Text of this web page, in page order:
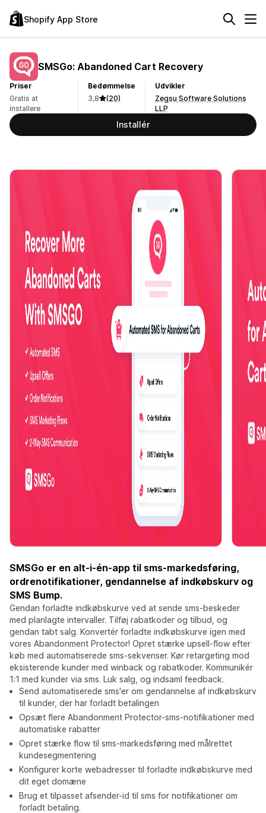
Shopify App Store
SMSGo: Abandoned Cart Recovery
Priser
Gratis at
installere
Bedømmelse
3,8
(20)
Udvikler
Zegsu Software Solutions
LLP
Installér
SMSGo er en alt-i-én-app til sms-markedsføring,
ordrenotifikationer, gendannelse af indkøbskurv og
SMS Bump.
Gendan forladte indkøbskurve ved at sende sms-beskeder
med planlagte intervaller. Tilføj rabatkoder og tilbud, og
gendan tabt salg. Konvertér forladte indkøbskurve igen med
vores Abandonment Protector! Opret stærke upsell-flow efter
køb med automatiserede sms-sekvenser. Kør retargeting mod
eksisterende kunder med winback og rabatkoder. Kommunikér
1:1 med kunder via sms. Luk salg, og indsaml feedback.
Send automatiserede sms'er om gendannelse af indkøbskurv
til kunder, der har forladt betalingen
Opsæt flere Abandonment Protector-sms-notifikationer med
automatiske rabatter
Opret stærke flow til sms-markedsføring med målrettet
kundesegmentering
Konfigurer korte webadresser til forladte indkøbskurve med
dit eget domæne
Brug et tilpasset afsender-id til sms for notifikationer om
forladt betaling.